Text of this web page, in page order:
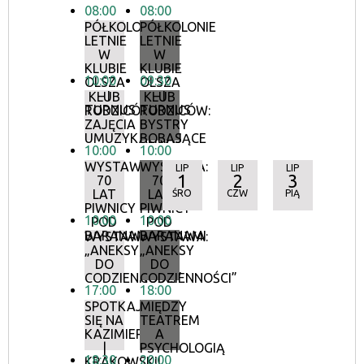
08:00
PÓŁKOLONIE
LETNIE
W
KLUBIE
OLSZA
– I
TURNUS
10:00
KLUB
RODZICÓW:
ZAJĘCIA
UMUZYKALNIAJĄCE
10:00
WYSTAWA:
70
LAT
PIWNICY
POD
BARANAMI
10:00
WYSTAWA:
„ANEKSY
DO
CODZIENNOŚCI”
17:00
SPOTKAJMY
SIĘ NA
KAZIMIERZU
|
18:30
08:00
PÓŁKOLONIE
LETNIE
W
KLUBIE
OLSZA
– I
TURNUS
09:30
KLUB
RODZICÓW:
BYSTRY
BOBAS
10:00
WYSTAWA:
70
LAT
PIWNICY
POD
BARANAMI
10:00
WYSTAWA:
„ANEKSY
DO
CODZIENNOŚCI”
18:00
MIĘDZY
TEATREM
A
PSYCHOLOGIĄ
20:00
LIP
1
ŚRO
LIP
2
CZW
LIP
3
PIĄ